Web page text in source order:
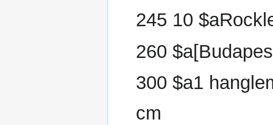
245 10
260
300 $a1
cm